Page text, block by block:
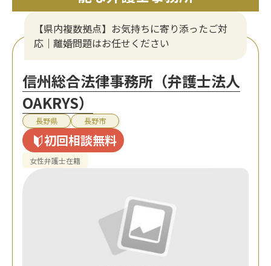
【県内複数拠点】お気持ちに寄り添ったご対
応｜離婚問題はお任せください
信州総合法律事務所（弁護士法人
OAKRYS）
長野県 長野市
初回相談無料
女性弁護士在籍